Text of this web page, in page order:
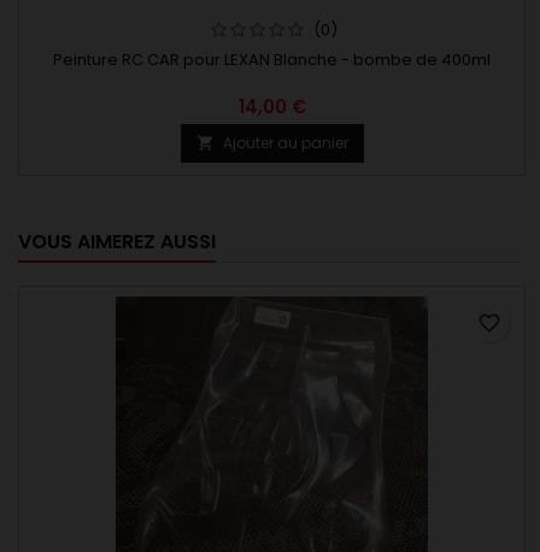
(0)
Peinture RC CAR pour LEXAN Blanche - bombe de 400ml
14,00 €
 Ajouter au panier
VOUS AIMEREZ AUSSI
favorite_border